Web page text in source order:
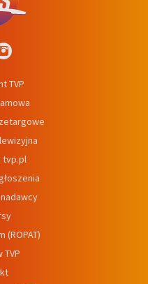
TVP
tvp.pl
(ROPAT)
TVP